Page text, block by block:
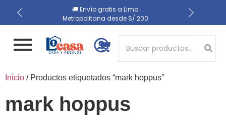
🚚 Envío gratis a Lima
Metropolitana desde S/ 200
🔒 Compra 100% segura
📍 Recojo en almacén el
mismo día
Button 1
Button 2
Inicio / Productos etiquetados “mark hoppus”
mark hoppus